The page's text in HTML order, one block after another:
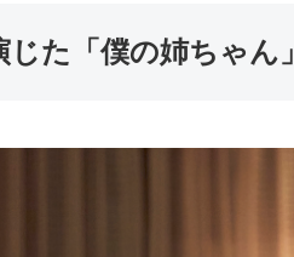
た「僕の姉ちゃん」